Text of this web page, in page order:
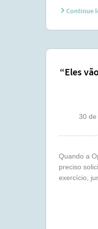
Continue
“Eles
30 de
Quando a
preciso
exercício,